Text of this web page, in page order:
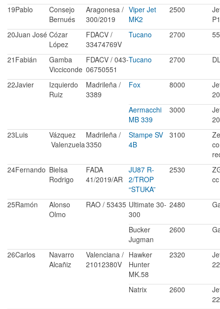
19Pablo
Consejo
Bernués
Aragonesa /
300/2019
Viper Jet
MK2
2500
20Juan José Cózar
López
FDACV /
33474769V
Tucano 2700
21 Fabián
Gamba
Vicciconde
FDACV / 043-
06750551
Tucano 2700
22Javier
Izquierdo
Ruiz
Madrileña /
3389
Fox 8000
Aermacchi
MB 339
3000
23Luis
Vázquez
Valenzuela
Madrileña /
3350
Stampe SV
4B
3100
24Fernando Bielsa
Rodrigo
FADA
41/2019/AR
JU87 R-
2/TROP
“STUKA”
2530
cc
25Ramón
Alonso
Olmo
RAO / 53435 Ultimate 30-
300
2480
Bucker
Jugman
2600
26Carlos
Navarro
Alcañiz
Valenciana /
21012380V
Hawker
Hunter
MK.58
2320
Natrix 2600